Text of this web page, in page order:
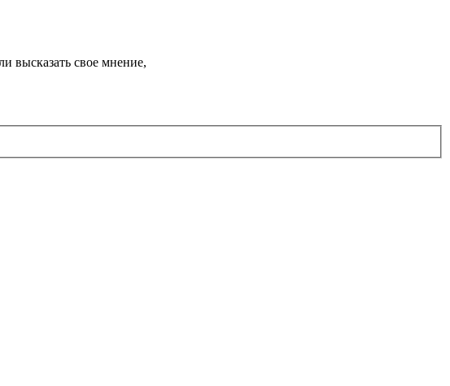
высказать свое мнение,